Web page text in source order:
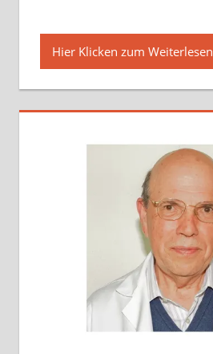
Hier Klicken zum Weiterlesen